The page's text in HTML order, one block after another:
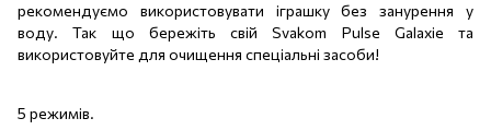
рекомендуємо використовувати іграшку без занурення у
воду. Так що бережіть свій Svakom Pulse Galaxie та
використовуйте для очищення спеціальні засоби!
5 режимів.